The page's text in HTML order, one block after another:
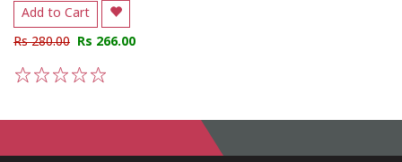
Add to Cart
Rs 280.00 Rs 266.00